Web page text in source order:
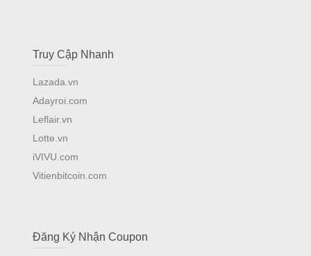
Truy Cập Nhanh
Lazada.vn
Adayroi.com
Leflair.vn
Lotte.vn
iVIVU.com
Vitienbitcoin.com
Đăng Ký Nhận Coupon